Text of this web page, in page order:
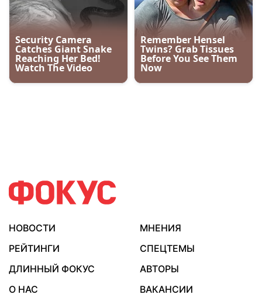
НОВОСТИ
МНЕНИЯ
РЕЙТИНГИ
СПЕЦТЕМЫ
ДЛИННЫЙ ФОКУС
АВТОРЫ
О НАС
ВАКАНСИИ